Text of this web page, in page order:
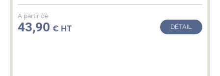
A partir de
43,90 € HT DÉTAIL